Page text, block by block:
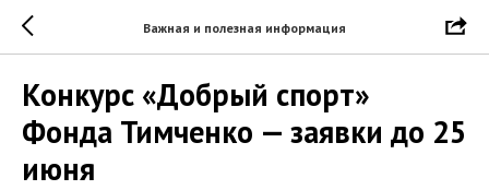
Важная и полезная информация
Конкурс «Добрый спорт»
Фонда Тимченко — заявки до 25
июня